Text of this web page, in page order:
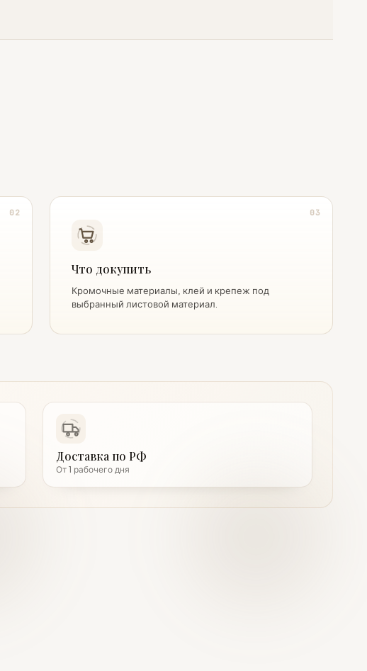
02 03
Что докупить
Кромочные материалы, клей и крепеж под
выбранный листовой материал.
Доставка по РФ
От 1 рабочего дня